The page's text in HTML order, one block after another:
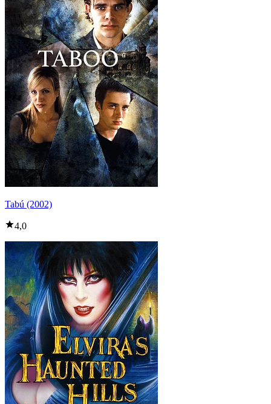
Tabú (2002)
4,0